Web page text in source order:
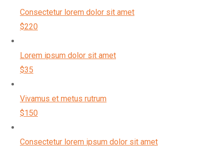
Consectetur lorem dolor sit amet
$220
Lorem ipsum dolor sit amet
$35
Vivamus et metus rutrum
$150
Consectetur lorem ipsum dolor sit amet